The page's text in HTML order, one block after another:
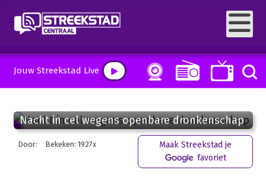
Jouw Streekstad Live
Nacht in cel wegens openbare dronkenschap
Door: Bekeken: 1927x
Maak Streekstad je
favoriet